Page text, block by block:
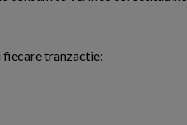
fiecare tranzactie: